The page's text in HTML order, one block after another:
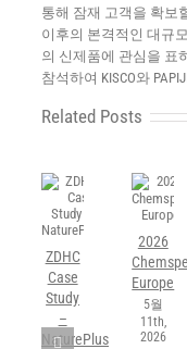
통해 잠재 고객을 확보
이후의 본격적인 대규
의 신제품에 관심을 표
참석하여 KISCO와
Related Posts
ZDHC
Case
Study
–
NaturePlus
2026
Europe
5월
11th,
2026